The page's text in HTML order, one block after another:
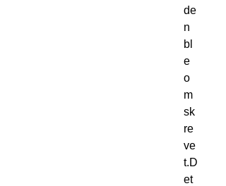
de
n
bl
e
o
m
sk
re
ve
t.D
et